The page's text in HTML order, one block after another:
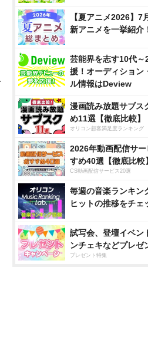
【夏アニメ2026】7
新アニメを一挙紹介
芸能界を志す10代～
援！オーディション
ル情報はDeview
漫画読み放題サブス
め11選【徹底比較】
オリコン顧客満足度ランキング
2026年動画配信サ
すめ40選【徹底比較】
CS動画配信サービス20選
毎週の音楽ランキン
ヒットの推移をチェ
試写会、登壇イベン
ンチェキなどプレゼ
プレゼント特集